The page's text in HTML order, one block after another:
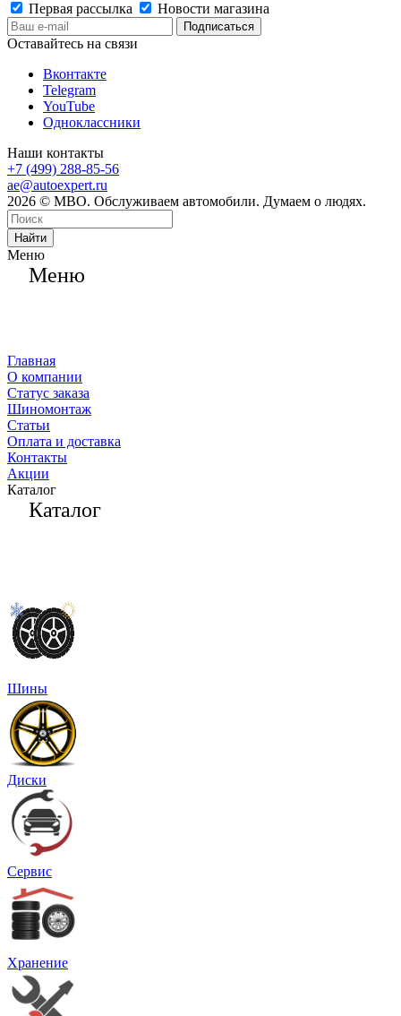
Первая рассылка
Новости магазина
Оставайтесь на связи
Вконтакте
Telegram
YouTube
Одноклассники
Наши контакты
+7 (499) 288-85-56
ae@autoexpert.ru
2026 © МВО. Обслуживаем автомобили. Думаем о людях.
Найти
Меню
Меню
Главная
О компании
Статус заказа
Шиномонтаж
Статьи
Оплата и доставка
Контакты
Акции
Каталог
Каталог
Шины
Диски
Сервис
Хранение